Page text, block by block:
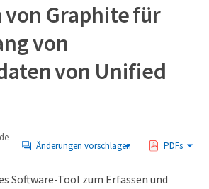
Graphite für
von
von Unified
Änderungen vorschlagen PDFs
Software-Tool zum Erfassen und